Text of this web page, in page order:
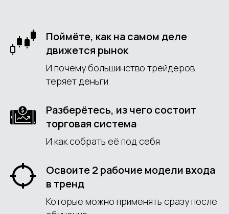
Поймёте, как на самом деле
движется рынок
И почему большинство трейдеров
теряет деньги
Разберётесь, из чего состоит
торговая система
И как собрать её под себя
Освоите 2 рабочие модели входа
в тренд
Которые можно применять сразу после